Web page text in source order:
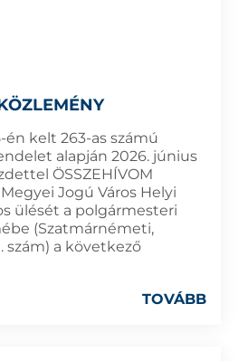
én kelt 263-as számú
alapján 2026. június
ÖSSZEHÍVOM
Jogú Város Helyi
ülését a polgármesteri
(Szatmárnémeti,
szám) a következő
TOVÁBB